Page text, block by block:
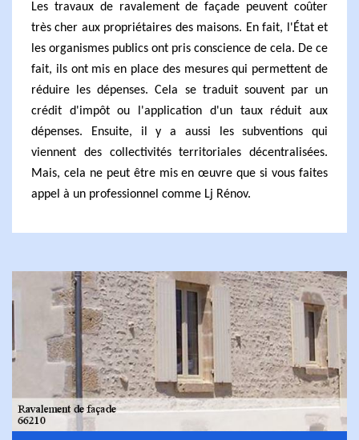
Les travaux de ravalement de façade peuvent coûter
très cher aux propriétaires des maisons. En fait, l'État et
les organismes publics ont pris conscience de cela. De ce
fait, ils ont mis en place des mesures qui permettent de
réduire les dépenses. Cela se traduit souvent par un
crédit d'impôt ou l'application d'un taux réduit aux
dépenses. Ensuite, il y a aussi les subventions qui
viennent des collectivités territoriales décentralisées.
Mais, cela ne peut être mis en œuvre que si vous faites
appel à un professionnel comme Lj Rénov.